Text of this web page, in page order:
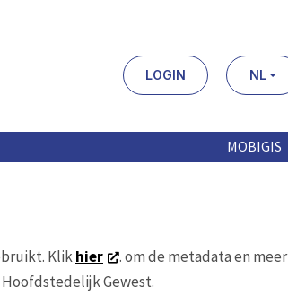
LOGIN NL
MOBIGIS
Klikhier
. om de metadata en meer
Gewest.